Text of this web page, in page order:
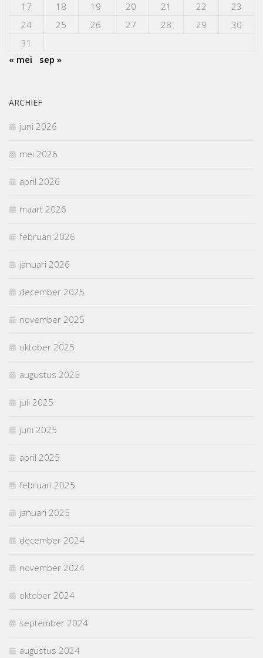
17
18 19 20 21 22
23
24
25 26 27 28 29
30
31
« mei
sep »
ARCHIEF
juni 2026
mei 2026
april 2026
maart 2026
februari 2026
januari 2026
december 2025
november 2025
oktober 2025
augustus 2025
juli 2025
juni 2025
april 2025
februari 2025
januari 2025
december 2024
november 2024
oktober 2024
september 2024
augustus 2024